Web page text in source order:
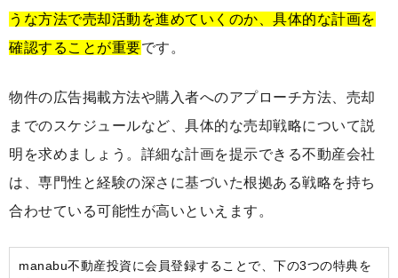
うな方法で売却活動を進めていくのか、具体的な計画を
確認することが重要です。
物件の広告掲載方法や購入者へのアプローチ方法、売却
までのスケジュールなど、具体的な売却戦略について説
明を求めましょう。詳細な計画を提示できる不動産会社
は、専門性と経験の深さに基づいた根拠ある戦略を持ち
合わせている可能性が高いといえます。
manabu不動産投資に会員登録することで、下の3つの特典を